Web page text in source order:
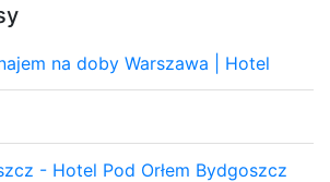
na doby Warszawa | Hotel
- Hotel Pod Orłem Bydgoszcz